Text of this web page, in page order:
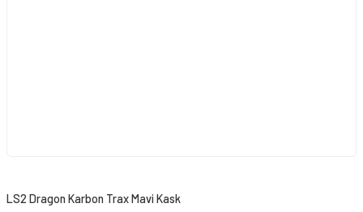
LS2 Dragon Karbon Trax Mavi Kask